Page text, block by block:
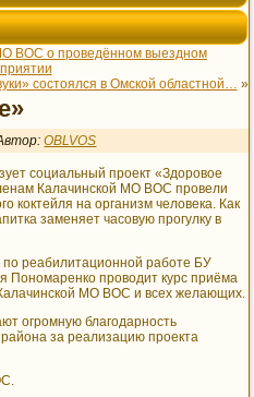
ВОС о проведённом выездном
состоялся в Омской областной… »
OBLVOS
социальный проект «Здоровое
Калачинской МО ВОС провели
коктейля на организм человека. Как
заменяет часовую прогулку в
по реабилитационной работе БУ
Пономаренко проводит курс приёма
МО ВОС и всех желающих.
огромную благодарность
за реализацию проекта